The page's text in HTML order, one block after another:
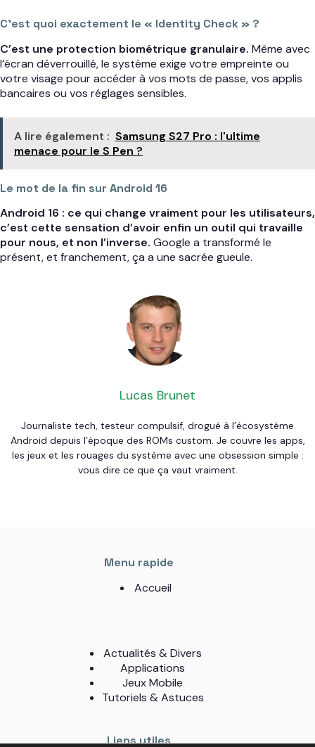
C’est quoi exactement le « Identity Check » ?
C’est une protection biométrique granulaire. Même avec
l’écran déverrouillé, le système exige votre empreinte ou
votre visage pour accéder à vos mots de passe, vos applis
bancaires ou vos réglages sensibles.
A lire également : Samsung S27 Pro : l'ultime
menace pour le S Pen ?
Le mot de la fin sur Android 16
Android 16 : ce qui change vraiment pour les utilisateurs,
c’est cette sensation d’avoir enfin un outil qui travaille
pour nous, et non l’inverse. Google a transformé le
présent, et franchement, ça a une sacrée gueule.
Lucas Brunet
Journaliste tech, testeur compulsif, drogué à l’écosystème
Android depuis l’époque des ROMs custom. Je couvre les apps,
les jeux et les rouages du système avec une obsession simple :
vous dire ce que ça vaut vraiment.
Menu rapide
Accueil
Actualités & Divers
Applications
Jeux Mobile
Tutoriels & Astuces
Liens utiles